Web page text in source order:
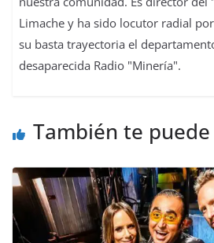
Limache y ha sido locutor radial
su basta trayectoria el
desaparecida Radio "Minería".
También te